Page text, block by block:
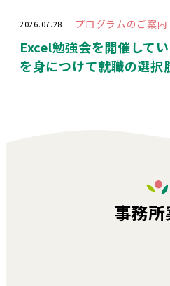
2026.07.28 プログラムのご案内
Excel勉強会を開催して
を身につけて就職の選択
事務所